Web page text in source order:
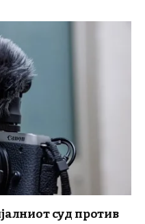
суд против